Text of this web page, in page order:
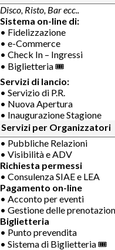
Disco, Risto, Bar ecc..
Sistema on-line di:
• Fidelizzazione
• e-Commerce
• Check In – Ingressi
• Biglietteria 🎟
Servizi di lancio:
• Servizio di P.R.
• Nuova Apertura
• Inaugurazione Stagione
Servizi per Organizzatori
• Pubbliche Relazioni
• Visibilità e ADV
Richiesta permessi
• Consulenza SIAE e LEA
Pagamento on-line
• Acconto per eventi
• Gestione delle
Biglietteria
• Punto prevendita
• Sistema di Biglietteria 🎟